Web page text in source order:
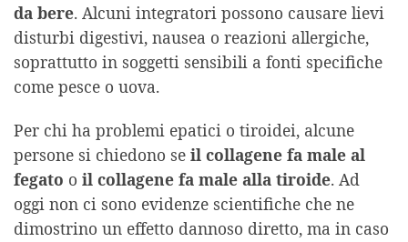
da bere. Alcuni integratori possono causare lievi
disturbi digestivi, nausea o reazioni allergiche,
soprattutto in soggetti sensibili a fonti specifiche
come pesce o uova.
Per chi ha problemi epatici o tiroidei, alcune
persone si chiedono se il collagene fa male al
fegato o il collagene fa male alla tiroide. Ad
oggi non ci sono evidenze scientifiche che ne
dimostrino un effetto dannoso diretto, ma in caso